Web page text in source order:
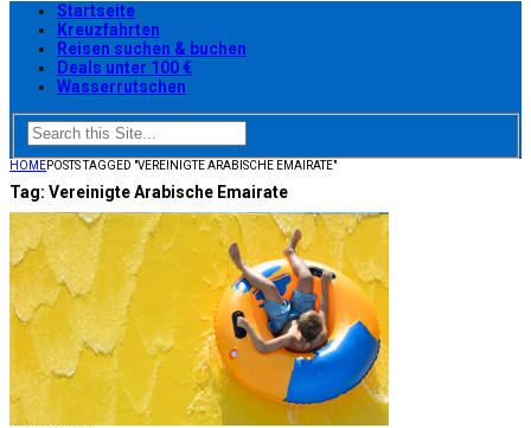
Startseite
Kreuzfahrten
Reisen suchen & buchen
Deals unter 100 €
Wasserrutschen
HOMEPOSTS TAGGED "VEREINIGTE ARABISCHE EMAIRATE"
Tag: Vereinigte Arabische Emairate